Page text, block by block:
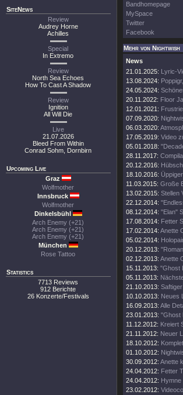
SiteNews
Review
Audrey Horne
Achilles
Special
In Extremo
Review
North Sea Echoes
How To Cast A Shadow
Review
Ignition
All Will Die
Live
21.07.2026
Bleed From Within
Conrad Sohm, Dornbirn
Upcoming Live
Graz
Wolfmother
Innsbruck
Wolfmother
Dinkelsbühl
Arch Enemy (+21)
Arch Enemy (+21)
Arch Enemy (+21)
München
Rose Tattoo
Statistics
7713 Reviews
912 Berichte
26 Konzerte/Festivals
Bandhomepage
MySpace
Twitter
Facebook
Mehr von Nightwish
News
21.01.2025: Lyric-
13.08.2024:
24.05.2024:
20.11.2022: Floor
12.01.2021:
07.09.2020:
06.03.2020:
17.05.2019: Video
05.01.2018:
28.11.2017:
20.12.2016:
18.10.2016:
11.03.2015: Große
13.02.2015: Stellen
22.12.2014:
08.12.2014: "Elan"
17.08.2014: Fetter
17.02.2014: Anette
05.02.2014:
20.12.2013:
02.12.2013: Anette
15.11.2013: "Ghost
05.11.2013:
21.10.2013:
10.10.2013: Neues
16.09.2013: Alle
23.01.2013: "Ghost
11.12.2012: Kreiert
21.11.2012: Neuer
18.10.2012:
01.10.2012:
30.09.2012: Anette
24.04.2012: Fetter
24.04.2012: Hymne
23.02.2012: